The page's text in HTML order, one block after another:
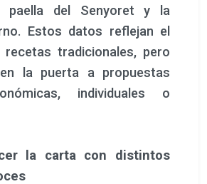
paella del Senyoret y la
Estos datos reflejan el
tradicionales, pero
la puerta a propuestas
individuales o
la carta con distintos